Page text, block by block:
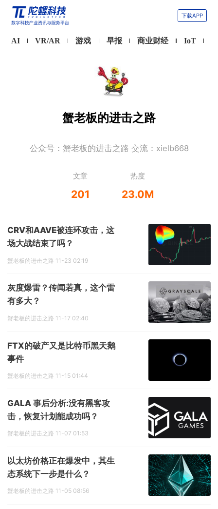
下载APP
AI VR/AR 游戏 早报 商业财经 IoT
蟹老板的进击之路
公众号：蟹老板的进击之路 交流：xielb668
文章
201
热度
23.0M
CRV和AAVE被连环攻击，这
场大战结束了吗？
蟹老板的进击之路 11-23 02:19
灰度爆雷？传闻若真，这个雷
有多大？
蟹老板的进击之路 11-17 02:40
FTX的破产又是比特币黑天鹅
事件
蟹老板的进击之路 11-15 01:44
GALA 事后分析:没有黑客攻
击，恢复计划能成功吗？
蟹老板的进击之路 11-07 01:53
以太坊价格正在爆发中，其生
态系统下一步是什么？
蟹老板的进击之路 11-05 08:56